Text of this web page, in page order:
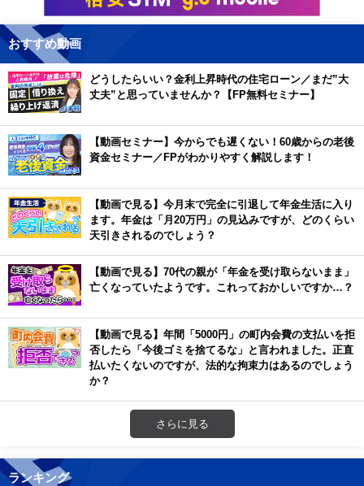
おすすめ動画
どうしたらいい？金利上昇時代の住宅ローン／まだ”大
丈夫”と思っていませんか？【FP無料セミナー】
【動画セミナー】今からでも遅くない！60歳からの老後
資金セミナー／FPがわかりやすく解説します！
【動画で見る】今月末で完全に引退して年金生活に入り
ます。年金は「月20万円」の見込みですが、どのくらい
天引きされるのでしょう？
【動画で見る】70代の親が「年金を受け取らないまま」
亡くなっていたようです。これっておかしいですか…？
【動画で見る】年間「5000円」の町内会費の支払いを拒
否したら「今後ゴミを捨てるな」と言われました。正直
払いたくないのですが、法的な拘束力はあるのでしょう
か？
さらに見る
ランキング